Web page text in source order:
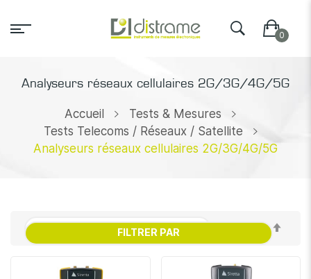
Analyseurs réseaux cellulaires 2G/3G/4G/5G
Accueil
Tests & Mesures
Tests Telecoms / Réseaux / Satellite
Analyseurs réseaux cellulaires 2G/3G/4G/5G
FILTRER PAR